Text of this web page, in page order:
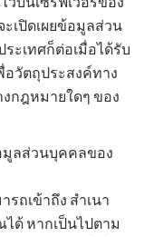
เปิดเผยข้อมูลส่วน
ะเทศก็ต่อเมื่อได้รับ
วัตถุประสงค์ทาง
กฎหมายใดๆ ของ
มูลส่วนบุคคลของ
ถเข้าถึง สำเนา
ด้ หากเป็นไปตาม